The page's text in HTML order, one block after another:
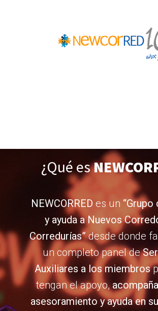
¿Qué es
NEWCORRED es un “Grupo
y ayuda a Nuevos
Corredurías”desde donde
un completo panel de
Auxiliares a los miembros
tengan el apoyo,
asesoramiento y ayuda en